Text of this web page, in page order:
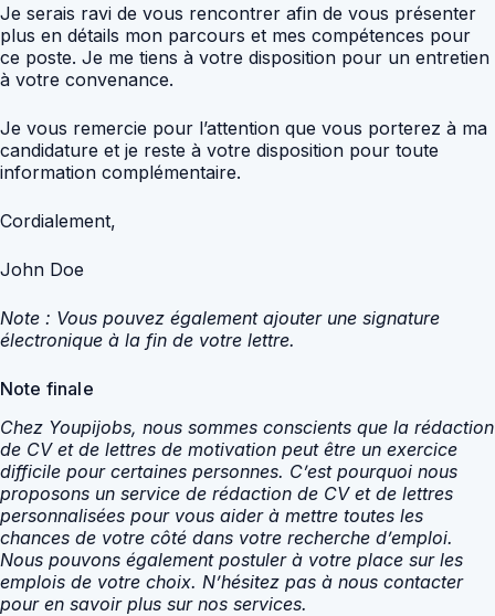
Je serais ravi de vous rencontrer afin de vous présenter
plus en détails mon parcours et mes compétences pour
ce poste. Je me tiens à votre disposition pour un entretien
à votre convenance.
Je vous remercie pour l’attention que vous porterez à ma
candidature et je reste à votre disposition pour toute
information complémentaire.
Cordialement,
John Doe
Note : Vous pouvez également ajouter une signature
électronique à la fin de votre lettre.
Note finale
Chez Youpijobs, nous sommes conscients que la rédaction
de CV et de lettres de motivation peut être un exercice
difficile pour certaines personnes. C’est pourquoi nous
proposons un service de rédaction de CV et de lettres
personnalisées pour vous aider à mettre toutes les
chances de votre côté dans votre recherche d’emploi.
Nous pouvons également postuler à votre place sur les
emplois de votre choix. N’hésitez pas à nous contacter
pour en savoir plus sur nos services.